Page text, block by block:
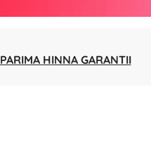
PARIMA HINNA GARANTII